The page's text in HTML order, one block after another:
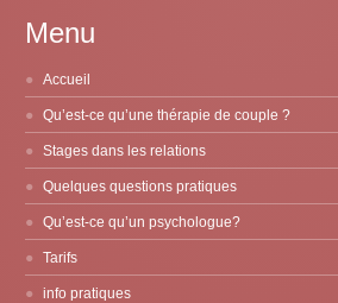
Menu
Accueil
Qu’est-ce qu’une thérapie de couple ?
Stages dans les relations
Quelques questions pratiques
Qu’est-ce qu’un psychologue?
Tarifs
info pratiques